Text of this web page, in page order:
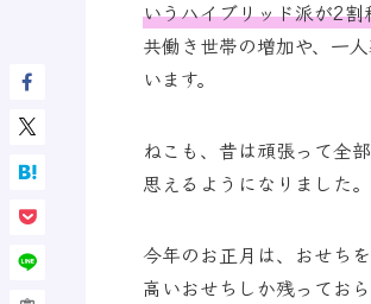
いうハイブリッド派が2割
共働き世帯の増加や、一
います。
ねこも、昔は頑張って全
思えるようになりました。
今年のお正月は、おせち
高いおせちしか残ってお